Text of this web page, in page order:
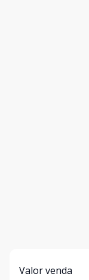
Valor venda